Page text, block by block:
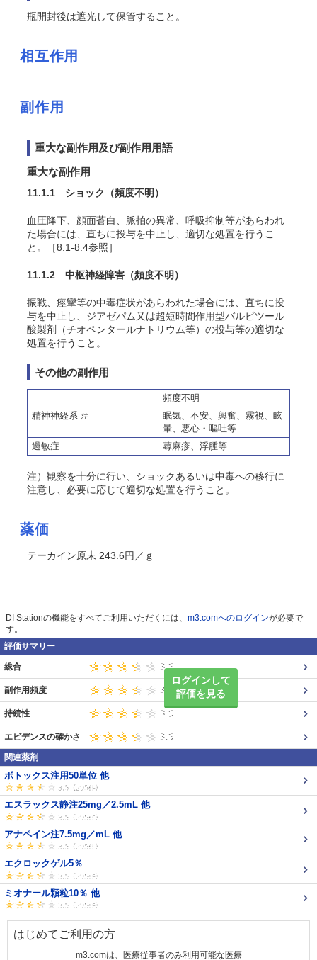
瓶開封後は遮光して保管すること。
相互作用
副作用
重大な副作用及び副作用用語
重大な副作用
11.1.1 ショック （頻度不明）
血圧降下、顔面蒼白、脈拍の異常、呼吸抑制等があらわれ
た場合には、直ちに投与を中止し、適切な処置を行うこ
と。［8.1-8.4参照］
11.1.2 中枢神経障害 （頻度不明）
振戦、痙攣等の中毒症状があらわれた場合には、直ちに投
与を中止し、ジアゼパム又は超短時間作用型バルビツール
酸製剤（チオペンタールナトリウム等）の投与等の適切な
処置を行うこと。
その他の副作用
頻度不明
精神神経系 注
眠気、不安、興奮、霧視、眩
暈、悪心・嘔吐等
過敏症
蕁麻疹、浮腫等
注）観察を十分に行い、ショックあるいは中毒への移行に
注意し、必要に応じて適切な処置を行うこと。
薬価
テーカイン原末 243.6円／ｇ
DI Stationの機能をすべてご利用いただくには、 m3.comへのログインが必要で
す。
評価サマリー
ログインして
評価を見る
総合
副作用頻度
持続性
エビデンスの確かさ
関連薬剤
ボトックス注用50単位 他
エスラックス静注25mg／2.5mL 他
アナペイン注7.5mg／mL 他
エクロックゲル5％
ミオナール顆粒10％ 他
はじめてご利用の方
m3.comは、医療従事者のみ利用可能な医療